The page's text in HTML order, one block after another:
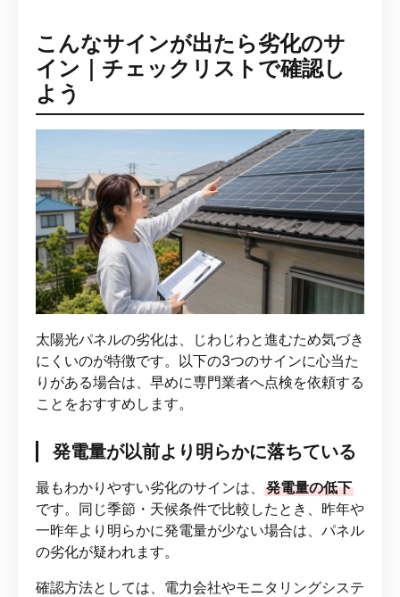
こんなサインが出たら劣化のサ
イン｜チェックリストで確認し
よう
太陽光パネルの劣化は、じわじわと進むため気づき
にくいのが特徴です。以下の3つのサインに心当た
りがある場合は、早めに専門業者へ点検を依頼する
ことをおすすめします。
発電量が以前より明らかに落ちている
最もわかりやすい劣化のサインは、 発電量の低下
です。同じ季節・天候条件で比較したとき、昨年や
一昨年より明らかに発電量が少ない場合は、パネル
の劣化が疑われます。
確認方法としては、電力会社やモニタリングシステ